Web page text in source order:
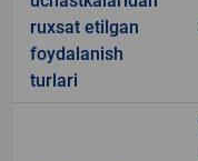
ruxsat etilgan
foydalanish
turlari